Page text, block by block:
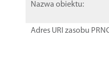
Nazwa obiektu:
Adres URI zasobu